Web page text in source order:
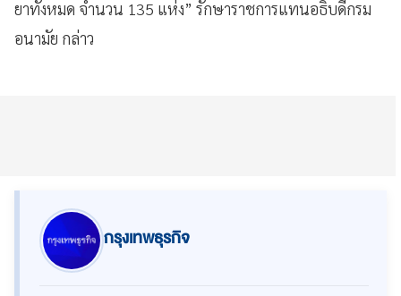
ยาทั้งหมด จำนวน 135 แห่ง” รักษาราชการแทนอธิบดีกรม
อนามัย กล่าว
กรุงเทพธุรกิจ